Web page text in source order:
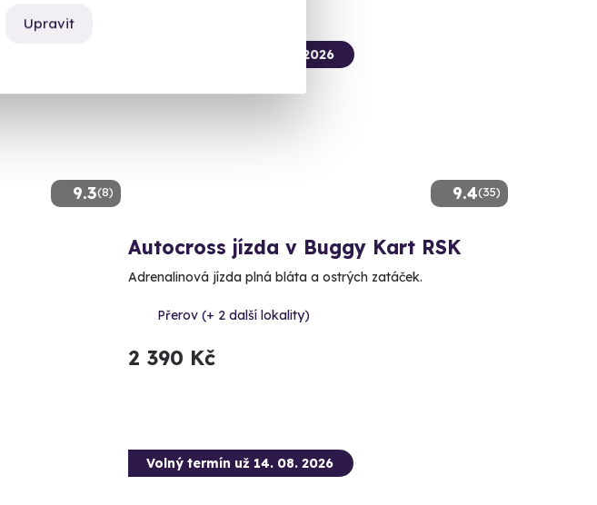
Upravit
9.3(8) 9.4(35)
Volný termín už 08. 08. 2026
Autocross jízda v Buggy Kart RSK
Adrenalinová jízda plná bláta a ostrých zatáček.
Přerov (+ 2 další lokality)
2 390 Kč
Volný termín už 14. 08. 2026